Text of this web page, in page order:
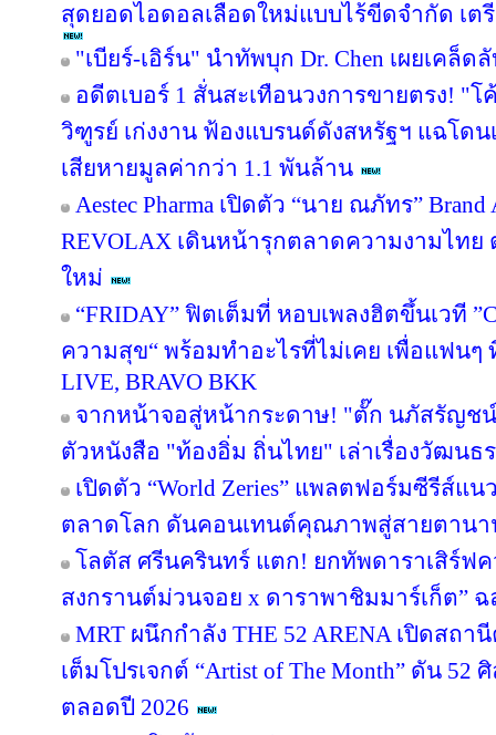
สุดยอดไอดอลเลือดใหม่แบบไร้ขีดจำกัด เต
"เบียร์-เอิร์น" นำทัพบุก Dr. Chen เผยเคล็
อดีตเบอร์ 1 สั่นสะเทือนวงการขายตรง! "
วิฑูรย์ เก่งงาน ฟ้องแบรนด์ดังสหรัฐฯ แฉโด
เสียหายมูลค่ากว่า 1.1 พันล้าน
Aestec Pharma เปิดตัว “นาย ณภัทร”
REVOLAX เดินหน้ารุกตลาดความงามไทย
ใหม่
“FRIDAY” ฟิตเต็มที่ หอบเพลงฮิตขึ้นเวที
ความสุข“ พร้อมทำอะไรที่ไม่เคย เพื่อแฟนๆ
LIVE, BRAVO BKK
จากหน้าจอสู่หน้ากระดาษ! "ตั๊ก นภัสรัญช
ตัวหนังสือ "ท้องอิ่ม ถิ่นไทย" เล่าเรื่องวัฒนธ
เปิดตัว “World Zeries” แพลตฟอร์มซีรีส์
ตลาดโลก ดันคอนเทนต์คุณภาพสู่สายตาน
โลตัส ศรีนครินทร์ แตก! ยกทัพดาราเสิร์ฟค
สงกรานต์ม่วนจอย x ดาราพาชิมมาร์เก็ต”
MRT ผนึกกำลัง THE 52 ARENA เปิดสถ
เต็มโปรเจกต์ “Artist of The Month” ดัน 52
ตลอดปี 2026